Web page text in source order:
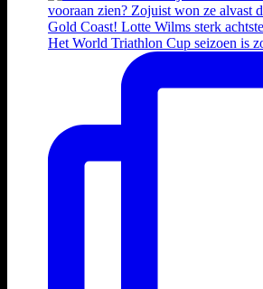
Het World Triathlon Cup seizoen is